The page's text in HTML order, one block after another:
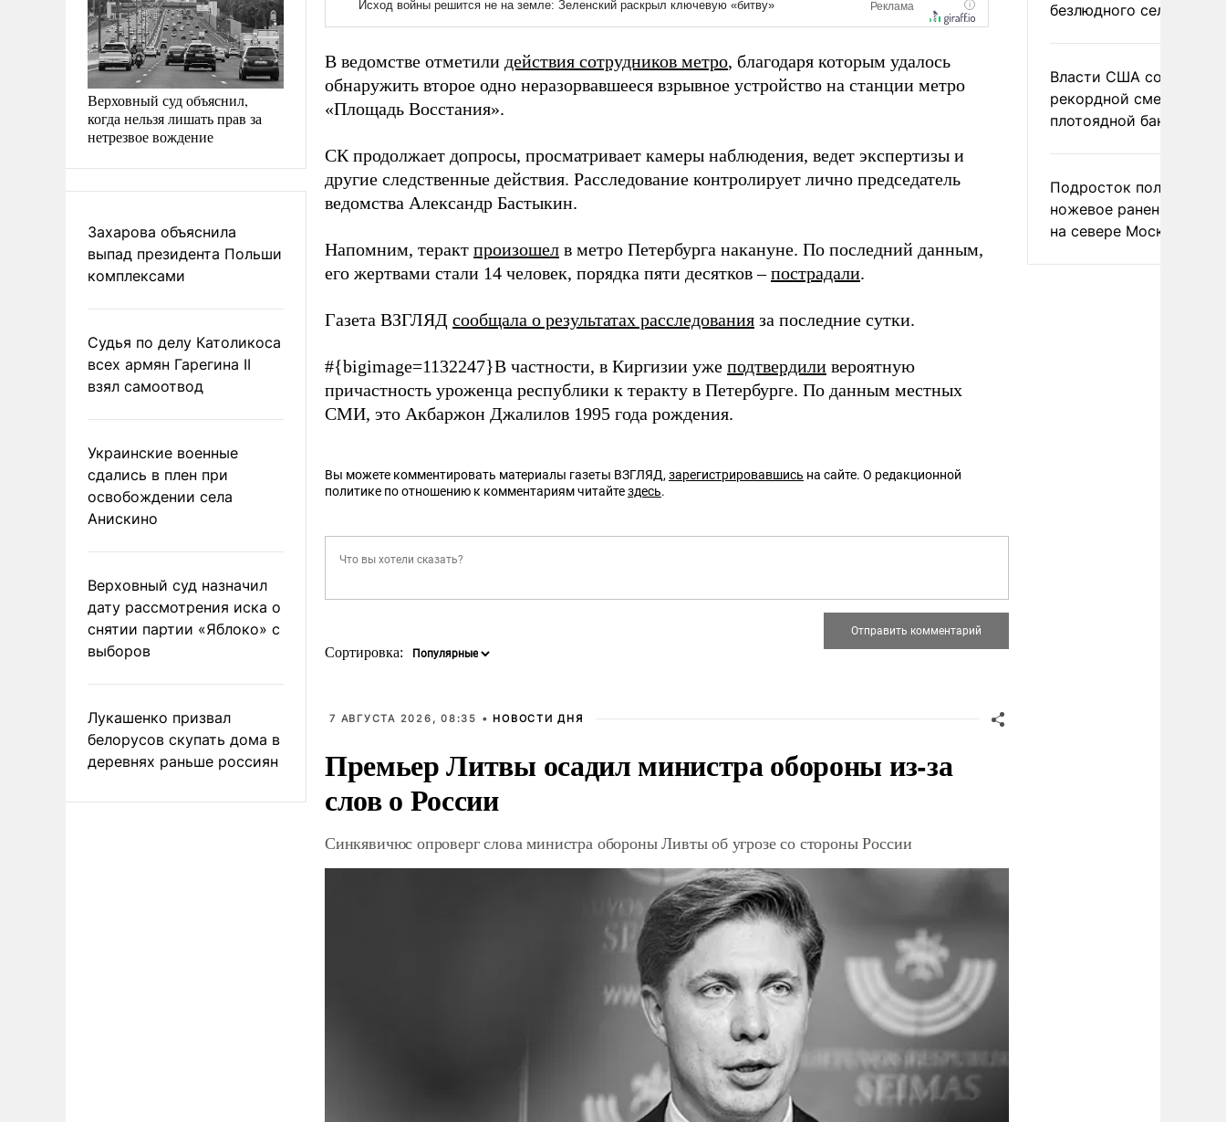
Верховный суд объяснил,
когда нельзя лишать прав за
нетрезвое вождение
Захарова объяснила
выпад президента Польши
комплексами
Судья по делу Католикоса
всех армян Гарегина II
взял самоотвод
Украинские военные
сдались в плен при
освобождении села
Анискино
Верховный суд назначил
дату рассмотрения иска о
снятии партии «Яблоко» с
выборов
Лукашенко призвал
белорусов скупать дома в
деревнях раньше россиян
В ведомстве отметили действия сотрудников метро, благодаря которым удалось
обнаружить второе одно неразорвавшееся взрывное устройство на станции метро
«Площадь Восстания».
СК продолжает допросы, просматривает камеры наблюдения, ведет экспертизы и
другие следственные действия. Расследование контролирует лично председатель
ведомства Александр Бастыкин.
Напомним, теракт произошел в метро Петербурга накануне. По последний данным,
его жертвами стали 14 человек, порядка пяти десятков –пострадали.
Газета ВЗГЛЯД сообщала о результатах расследования за последние сутки.
#{bigimage=1132247}В частности, в Киргизии уже подтвердили вероятную
причастность уроженца республики к теракту в Петербурге. По данным местных
СМИ, это Акбаржон Джалилов 1995 года рождения.
Вы можете комментировать материалы газеты ВЗГЛЯД, зарегистрировавшись на сайте. О редакционной
политике по отношению к комментариям читайтездесь.
Сортировка:
7 АВГУСТА 2026, 08:35 • НОВОСТИ ДНЯ
Премьер Литвы осадил министра обороны из-за
слов о России
Синкявичюс опроверг слова министра обороны Ливты об угрозе со стороны России
безлюдного села
Власти США сообщили
рекордной смертности
плотоядной бактерии
Подросток получил
ножевое ранение в
на севере Москвы